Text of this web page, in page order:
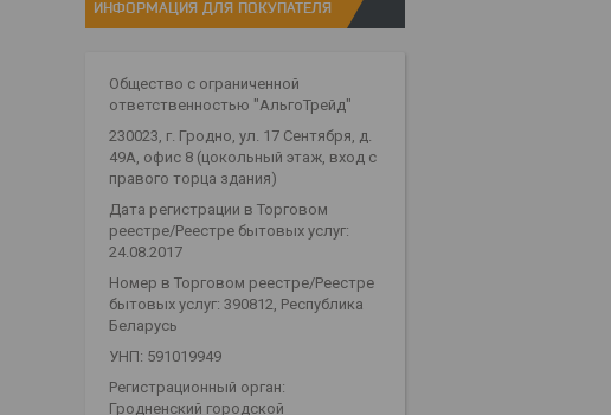
ИНФОРМАЦИЯ ДЛЯ ПОКУПАТЕЛЯ
Общество с ограниченной
ответственностью "АльгоТрейд"
230023, г. Гродно, ул. 17 Сентября, д.
49А, офис 8 (цокольный этаж, вход с
правого торца здания)
Дата регистрации в Торговом
реестре/Реестре бытовых услуг:
24.08.2017
Номер в Торговом реестре/Реестре
бытовых услуг: 390812, Республика
Беларусь
УНП: 591019949
Регистрационный орган:
Гродненский городской